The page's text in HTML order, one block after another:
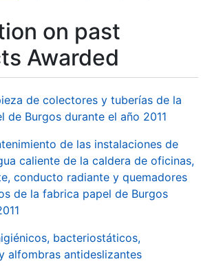
on past
Awarded
de colectores y tuberías de la
de Burgos durante el año 2011
de las instalaciones de
caliente de la caldera de oficinas,
conducto radiante y quemadores
de la fabrica papel de Burgos
bacteriostáticos,
alfombras antideslizantes